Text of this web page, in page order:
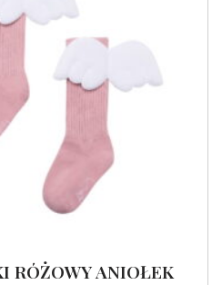
RÓŻOWY ANIOŁEK